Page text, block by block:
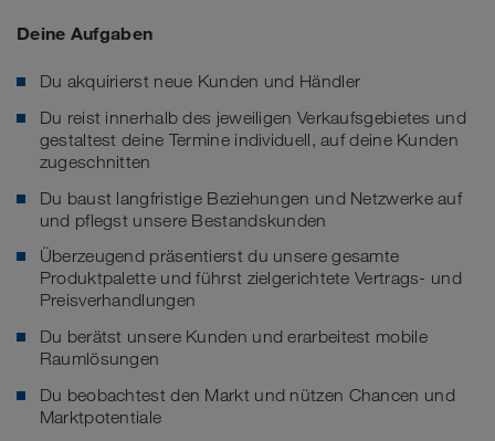
Deine Aufgaben
Du akquirierst neue Kunden und Händler
Du reist innerhalb des jeweiligen Verkaufsgebietes und
gestaltest deine Termine individuell, auf deine Kunden
zugeschnitten
Du baust langfristige Beziehungen und Netzwerke auf
und pflegst unsere Bestandskunden
Überzeugend präsentierst du unsere gesamte
Produktpalette und führst zielgerichtete Vertrags- und
Preisverhandlungen
Du berätst unsere Kunden und erarbeitest mobile
Raumlösungen
Du beobachtest den Markt und nützen Chancen und
Marktpotentiale